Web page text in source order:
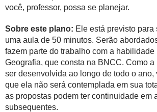
você, professor, possa se planejar.
Sobre este plano: Ele está previsto
uma aula de 50 minutos. Serão
fazem parte do trabalho com a habilidade
Geografia, que consta na BNCC. Como
ser desenvolvida ao longo de todo o ano,
que ela não será contemplada em sua
as propostas podem ter continuidade em
subsequentes.